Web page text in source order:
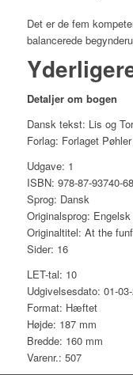
Det er de fem
balancerede
Detaljer om bogen
Dansk tekst: Lis og
Forlag: Forlaget Pøhler
Udgave: 1
ISBN: 978-87-93740-
Sprog: Dansk
Originalsprog: Engelsk
Originaltitel: At the
Sider: 16
LET-tal: 10
Udgivelsesdato: 01-
Format: Hæftet
Højde: 187 mm
Bredde: 160 mm
Varenr.: 507